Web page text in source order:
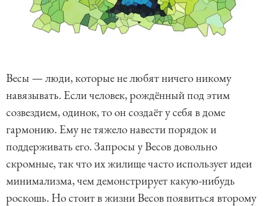
Весы — люди, которые не любят ничего никому
навязывать. Если человек, рождённый под этим
созвездием, одинок, то он создаёт у себя в доме
гармонию. Ему не тяжело навести порядок и
поддерживать его. Запросы у Весов довольно
скромные, так что их жилище часто использует идеи
минимализма, чем демонстрирует какую-нибудь
роскошь. Но стоит в жизни Весов появиться второму